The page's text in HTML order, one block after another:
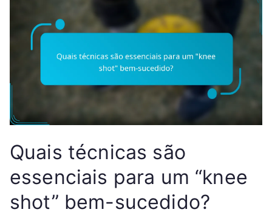
Quais técnicas são
essenciais para um “knee
shot” bem-sucedido?